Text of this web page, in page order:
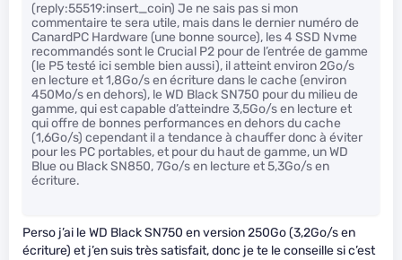
(reply:55519:insert_coin) Je ne sais pas si mon
commentaire te sera utile, mais dans le dernier numéro de
CanardPC Hardware (une bonne source), les 4 SSD Nvme
recommandés sont le Crucial P2 pour de l’entrée de gamme
(le P5 testé ici semble bien aussi), il atteint environ 2Go/s
en lecture et 1,8Go/s en écriture dans le cache (environ
450Mo/s en dehors), le WD Black SN750 pour du milieu de
gamme, qui est capable d’atteindre 3,5Go/s en lecture et
qui offre de bonnes performances en dehors du cache
(1,6Go/s) cependant il a tendance à chauffer donc à éviter
pour les PC portables, et pour du haut de gamme, un WD
Blue ou Black SN850, 7Go/s en lecture et 5,3Go/s en
écriture.
Perso j’ai le WD Black SN750 en version 250Go (3,2Go/s en
écriture) et j’en suis très satisfait, donc je te le conseille si c’est